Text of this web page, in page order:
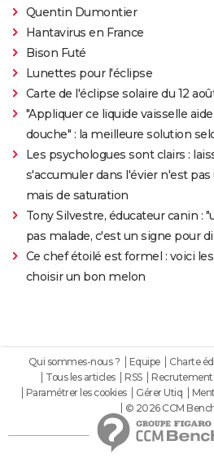
Quentin Dumontier
Hantavirus en France
Bison Futé
Lunettes pour l'éclipse
Carte de l'éclipse solaire du 12
"Appliquer ce liquide vaisselle
douche" : la meilleure solution
Les psychologues sont clairs :
s'accumuler dans l'évier n'est
mais de saturation
Tony Silvestre, éducateur canin :
pas malade, c'est un signe pour
Ce chef étoilé est formel : voici
choisir un bon melon
Qui sommes-nous ? Equipe Charte
Tous les articles
RSS Recrutement
Paramétrer les cookies
Gérer Utiq
© 2026 CCM